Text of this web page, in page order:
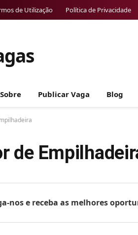
de Utilização Política de Privacidade
Sobre Publicar Vaga Blog
de
nos e receba as melhores